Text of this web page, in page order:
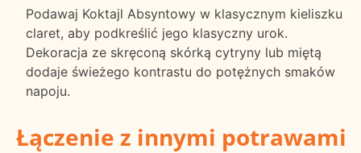
Podawaj Koktajl Absyntowy w klasycznym kieliszku
claret, aby podkreślić jego klasyczny urok.
Dekoracja ze skręconą skórką cytryny lub miętą
dodaje świeżego kontrastu do potężnych smaków
napoju.
Łączenie z innymi potrawami